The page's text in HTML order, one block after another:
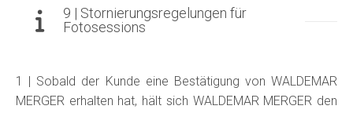
9 | Stornierungsregelungen für
Fotosessions
1 | Sobald der Kunde eine Bestätigung von WALDEMAR
MERGER erhalten hat, hält sich WALDEMAR MERGER den